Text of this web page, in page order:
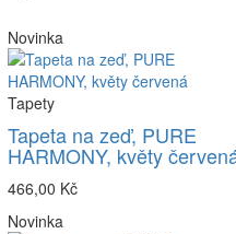
Novinka
Tapety
Tapeta na zeď, PURE
HARMONY, květy
466,00 Kč
Novinka